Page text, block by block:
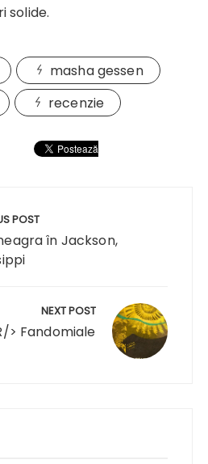
solide.
masha gessen
recenzie
POST
în Jackson,
NEXT POST
> Fandomiale